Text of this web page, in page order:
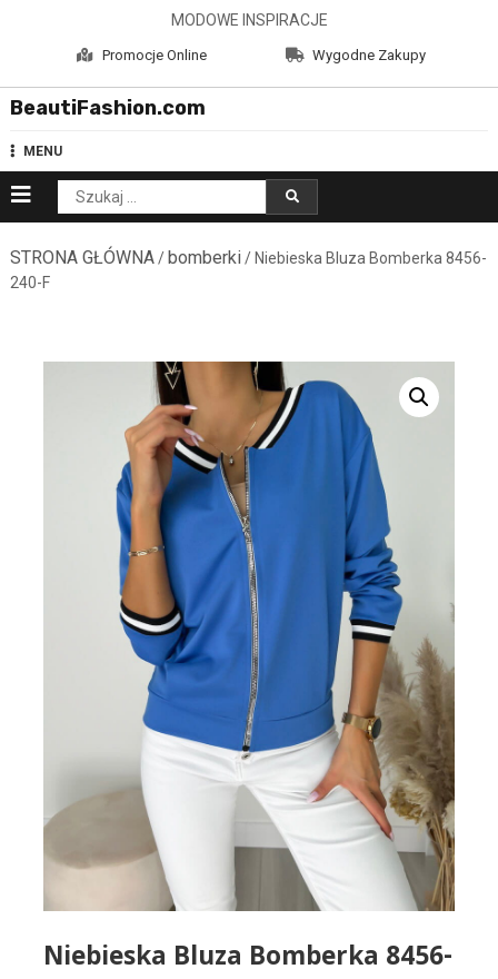
MODOWE INSPIRACJE
Promocje Online Wygodne Zakupy
BeautiFashion.com
MENU
Szukaj:
STRONA GŁÓWNA/ bomberki/ Niebieska Bluza Bomberka 8456-
240-F
Niebieska Bluza Bomberka 8456-